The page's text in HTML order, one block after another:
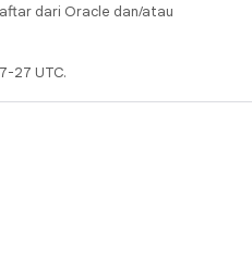
dari Oracle dan/atau
27 UTC.